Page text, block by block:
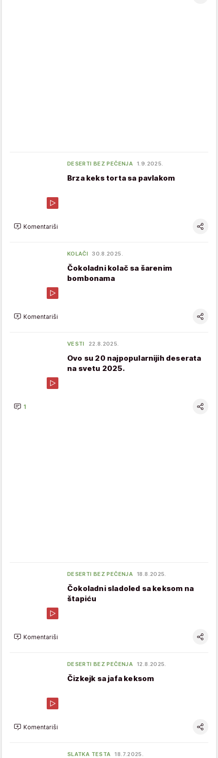
DESERTI BEZ PEČENJA 1.9.2025.
Brza keks torta sa pavlakom
Komentariši
KOLAČI 30.8.2025.
Čokoladni kolač sa šarenim
bombonama
Komentariši
VESTI 22.8.2025.
Ovo su 20 najpopularnijih deserata
na svetu 2025.
1
DESERTI BEZ PEČENJA 18.8.2025.
Čokoladni sladoled sa keksom na
štapiću
Komentariši
DESERTI BEZ PEČENJA 12.8.2025.
Čizkejk sa jafa keksom
Komentariši
SLATKA TESTA 18.7.2025.